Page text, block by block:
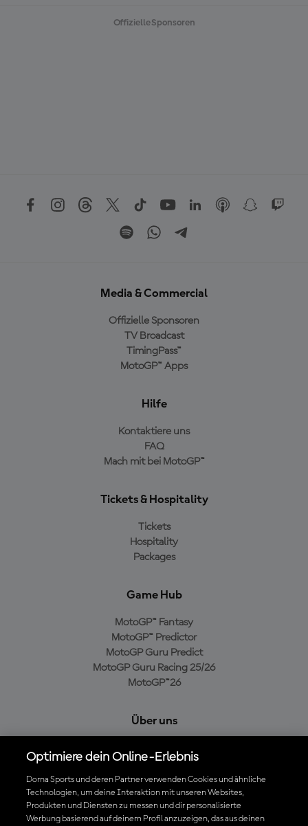
Offizielle Sponsoren
Media & Commercial
Offizielle Sponsoren
TV Broadcast
TimingPass™
MotoGP™ Apps
Hilfe
Kontaktiere uns
FAQ
Mach mit bei MotoGP™
Tickets & Hospitality
Tickets
Hospitality
Packages
Game Hub
MotoGP™ Fantasy
MotoGP™ Predictor
MotoGP Guru Predict
MotoGP Guru Racing 25/26
MotoGP™26
Über uns
Cookie-Richtlinien
Geschäftsbedingungen
Datenschutzrichtlinien
Kaufrichtlinie
Optimiere dein Online-Erlebnis
Dorna Sports und deren Partner verwenden Cookies und ähnliche
Technologien, um deine Interaktion mit unseren Websites,
Produkten und Diensten zu messen und dir personalisierte
Werbung basierend auf deinem Profil anzuzeigen, das aus deinen